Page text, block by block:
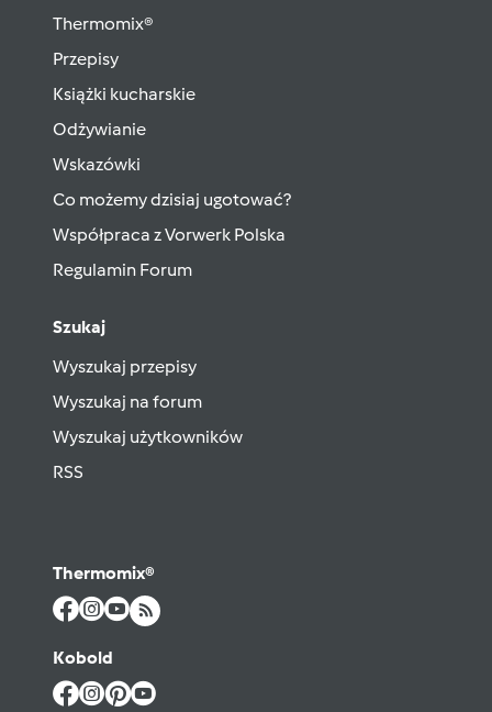
Thermomix®
Przepisy
Książki kucharskie
Odżywianie
Wskazówki
Co możemy dzisiaj ugotować?
Współpraca z Vorwerk Polska
Regulamin Forum
Szukaj
Wyszukaj przepisy
Wyszukaj na forum
Wyszukaj użytkowników
RSS
Thermomix®
Kobold